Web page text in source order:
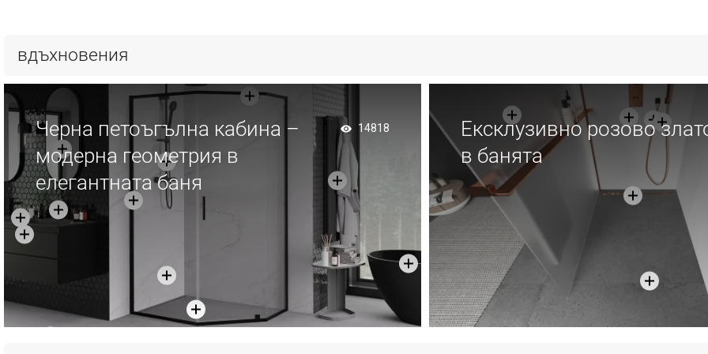
favorite_border
Сравнете
вдъхновения
Черна петоъгълна кабина –
модерна геометрия в
елегантната баня
14818
Ексклузивно розово
в банята